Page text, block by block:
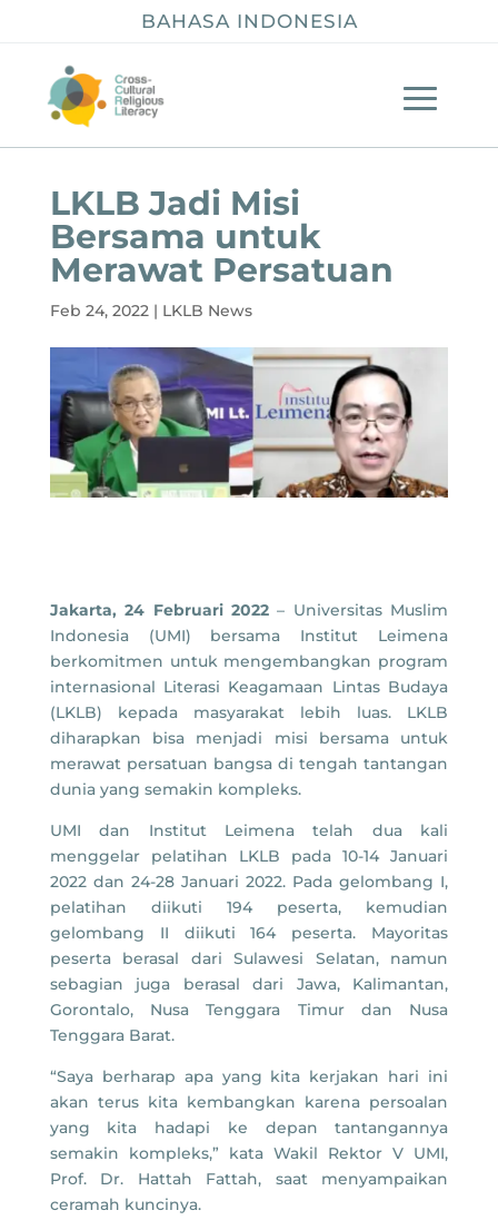
BAHASA INDONESIA
LKLB Jadi Misi
Bersama untuk
Merawat Persatuan
Feb 24, 2022| LKLB News
Jakarta, 24 Februari 2022 – Universitas Muslim
Indonesia (UMI) bersama Institut Leimena
berkomitmen untuk mengembangkan program
internasional Literasi Keagamaan Lintas Budaya
(LKLB) kepada masyarakat lebih luas. LKLB
diharapkan bisa menjadi misi bersama untuk
merawat persatuan bangsa di tengah tantangan
dunia yang semakin kompleks.
UMI dan Institut Leimena telah dua kali
menggelar pelatihan LKLB pada 10-14 Januari
2022 dan 24-28 Januari 2022. Pada gelombang I,
pelatihan diikuti 194 peserta, kemudian
gelombang II diikuti 164 peserta. Mayoritas
peserta berasal dari Sulawesi Selatan, namun
sebagian juga berasal dari Jawa, Kalimantan,
Gorontalo, Nusa Tenggara Timur dan Nusa
Tenggara Barat.
“Saya berharap apa yang kita kerjakan hari ini
akan terus kita kembangkan karena persoalan
yang kita hadapi ke depan tantangannya
semakin kompleks,” kata Wakil Rektor V UMI,
Prof. Dr. Hattah Fattah, saat menyampaikan
ceramah kuncinya.